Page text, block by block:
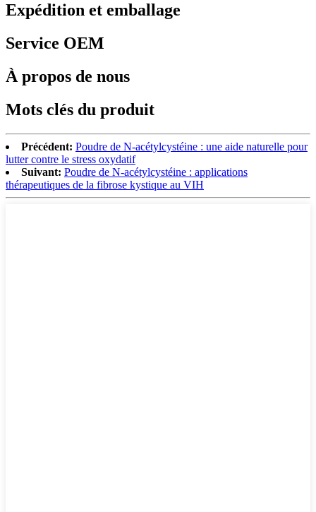
Expédition et emballage
Service OEM
À propos de nous
Mots clés du produit
Précédent: Poudre de N-acétylcystéine : une aide naturelle pour
lutter contre le stress oxydatif
Suivant: Poudre de N-acétylcystéine : applications
thérapeutiques de la fibrose kystique au VIH